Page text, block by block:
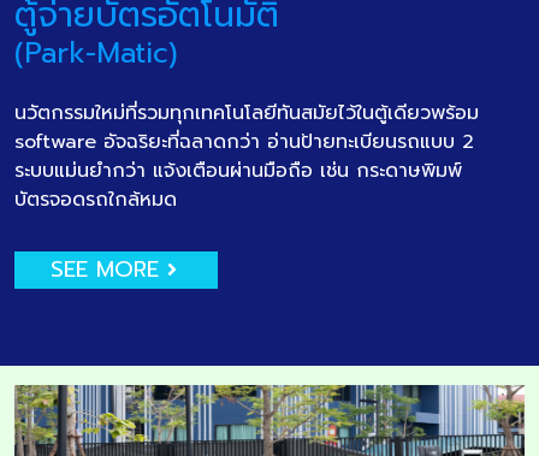
ตู้จ่ายบัตรอัตโนมัติ
(Park-Matic)
นวัตกรรมใหม่ที่รวมทุกเทคโนโลยีทันสมัยไว้ในตู้เดียวพร้อม
software อัจฉริยะที่ฉลาดกว่า อ่านป้ายทะเบียนรถแบบ 2
ระบบแม่นยำกว่า แจ้งเตือนผ่านมือถือ เช่น กระดาษพิมพ์
บัตรจอดรถใกล้หมด
SEE MORE